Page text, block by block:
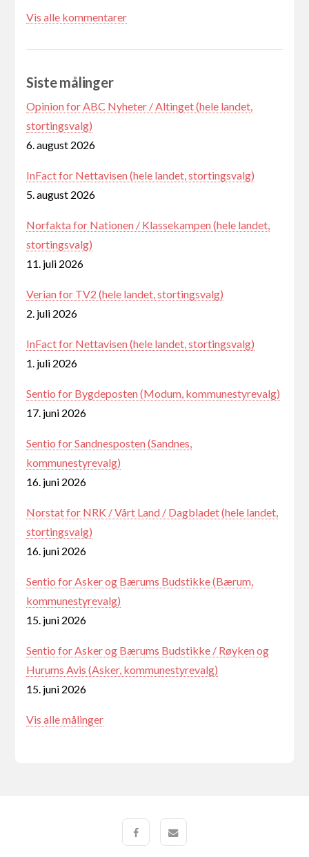
Vis alle kommentarer
Siste målinger
Opinion for ABC Nyheter / Altinget (hele landet,
stortingsvalg)
6. august 2026
InFact for Nettavisen (hele landet, stortingsvalg)
5. august 2026
Norfakta for Nationen / Klassekampen (hele landet,
stortingsvalg)
11. juli 2026
Verian for TV2 (hele landet, stortingsvalg)
2. juli 2026
InFact for Nettavisen (hele landet, stortingsvalg)
1. juli 2026
Sentio for Bygdeposten (Modum, kommunestyrevalg)
17. juni 2026
Sentio for Sandnesposten (Sandnes,
kommunestyrevalg)
16. juni 2026
Norstat for NRK / Vårt Land / Dagbladet (hele landet,
stortingsvalg)
16. juni 2026
Sentio for Asker og Bærums Budstikke (Bærum,
kommunestyrevalg)
15. juni 2026
Sentio for Asker og Bærums Budstikke / Røyken og
Hurums Avis (Asker, kommunestyrevalg)
15. juni 2026
Vis alle målinger